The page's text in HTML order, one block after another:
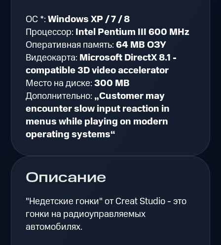
Описание
"Недетские гонки" от Creat Studio - это
гонки на радиоуправляемых
автомобилях.
ОС *:Windows XP / 7 / 8
Процессор: Intel Pentium III 600 MHz
Оперативная память:64 MB ОЗУ
Видеокарта: Microsoft DirectX 8.1 -
compatible 3D video accelerator
Место на диске:300 MB
Дополнительно: „Customer may
encounter slow input reaction in
menus while playing on modern
operating systems“